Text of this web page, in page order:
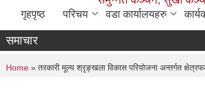
गृहपृष्ठ परिचय वडा कार्यालयहरु
समाचार
You are here
Home » तरकारी मूल्य श्रृङ्खला विकास परियोजना अन्तर्गत